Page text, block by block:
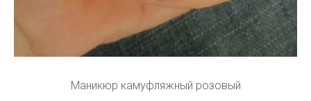
Маникюр камуфляжный розовый